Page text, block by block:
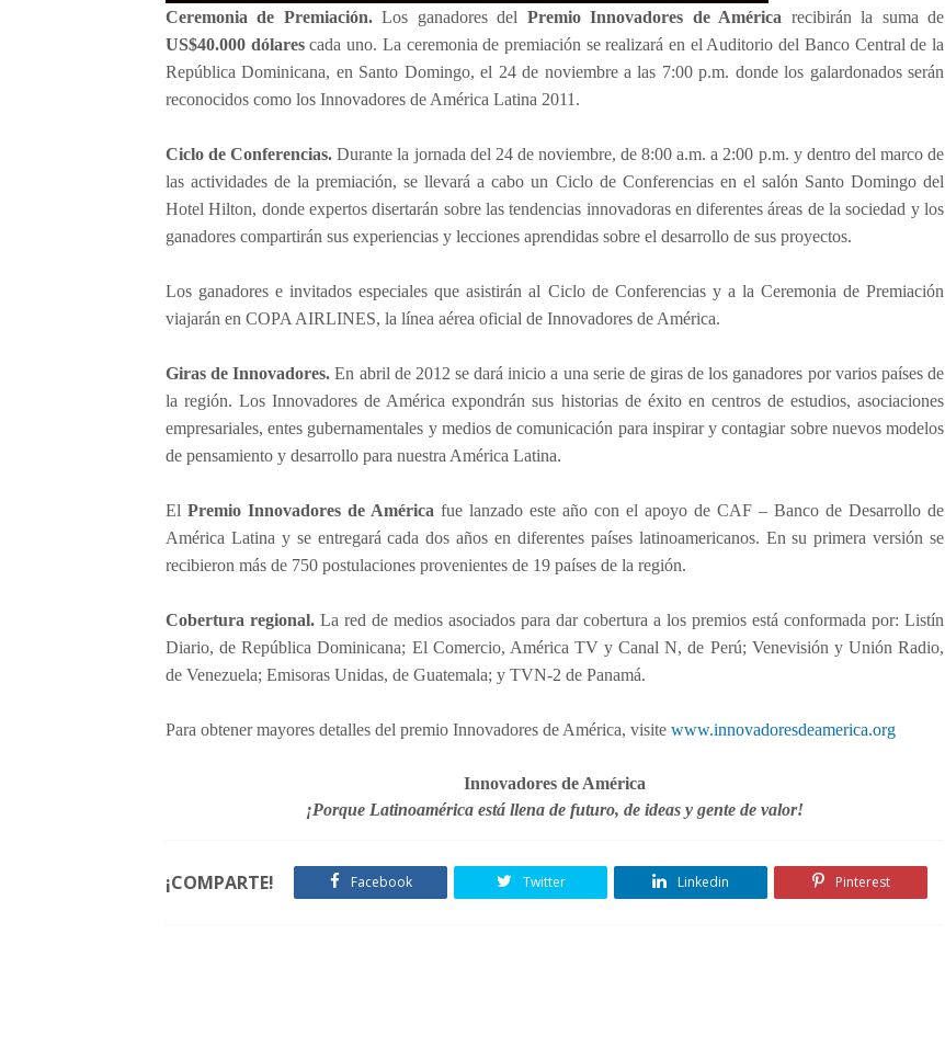
Ceremonia de Premiación.Los ganadores del Premio Innovadores de América recibirán la suma de
US$40.000 dólarescada uno. La ceremonia de premiación se realizará en el Auditorio del Banco Central de la
República Dominicana, en Santo Domingo, el 24 de noviembre a las 7:00 p.m. donde los galardonados serán
reconocidos como los Innovadores de América Latina 2011.
Ciclo de Conferencias. Durante la jornada del 24 de noviembre, de 8:00 a.m. a 2:00 p.m. y dentro del marco de
las actividades de la premiación, se llevará a cabo un Ciclo de Conferencias en el salón Santo Domingo del
Hotel Hilton, donde expertos disertarán sobre las tendencias innovadoras en diferentes áreas de la sociedad y los
ganadores compartirán sus experiencias y lecciones aprendidas sobre el desarrollo de sus proyectos.
Los ganadores e invitados especiales que asistirán al Ciclo de Conferencias y a la Ceremonia de Premiación
viajarán en COPA AIRLINES, la línea aérea oficial de Innovadores de América.
Giras de Innovadores. En abril de 2012 se dará inicio a una serie de giras de los ganadores por varios países de
la región. Los Innovadores de América expondrán sus historias de éxito en centros de estudios, asociaciones
empresariales, entes gubernamentales y medios de comunicación para inspirar y contagiar sobre nuevos modelos
de pensamiento y desarrollo para nuestra América Latina.
El Premio Innovadores de América fue lanzado este año con el apoyo de CAF – Banco de Desarrollo de
América Latina y se entregará cada dos años en diferentes países latinoamericanos. En su primera versión se
recibieron más de 750 postulaciones provenientes de 19 países de la región.
Cobertura regional. La red de medios asociados para dar cobertura a los premios está conformada por: Listín
Diario, de República Dominicana; El Comercio, América TV y Canal N, de Perú; Venevisión y Unión Radio,
de Venezuela; Emisoras Unidas, de Guatemala; y TVN-2 de Panamá.
Para obtener mayores detalles del premio Innovadores de América, visite www.innovadoresdeamerica.org
Innovadores de América
¡Porque Latinoamérica está llena de futuro, de ideas y gente de valor!
¡COMPARTE! Facebook Twitter Linkedin Pinterest